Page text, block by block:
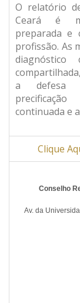
O relatório
Ceará é
preparada e
profissão. As
a defesa
continuada e
Clique
Conselho
Av. da